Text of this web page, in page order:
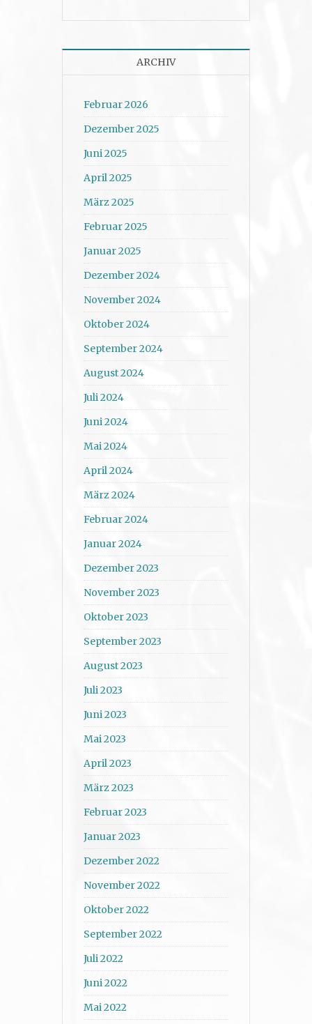
ARCHIV
Februar 2026
Dezember 2025
Juni 2025
April 2025
März 2025
Februar 2025
Januar 2025
Dezember 2024
November 2024
Oktober 2024
September 2024
August 2024
Juli 2024
Juni 2024
Mai 2024
April 2024
März 2024
Februar 2024
Januar 2024
Dezember 2023
November 2023
Oktober 2023
September 2023
August 2023
Juli 2023
Juni 2023
Mai 2023
April 2023
März 2023
Februar 2023
Januar 2023
Dezember 2022
November 2022
Oktober 2022
September 2022
Juli 2022
Juni 2022
Mai 2022